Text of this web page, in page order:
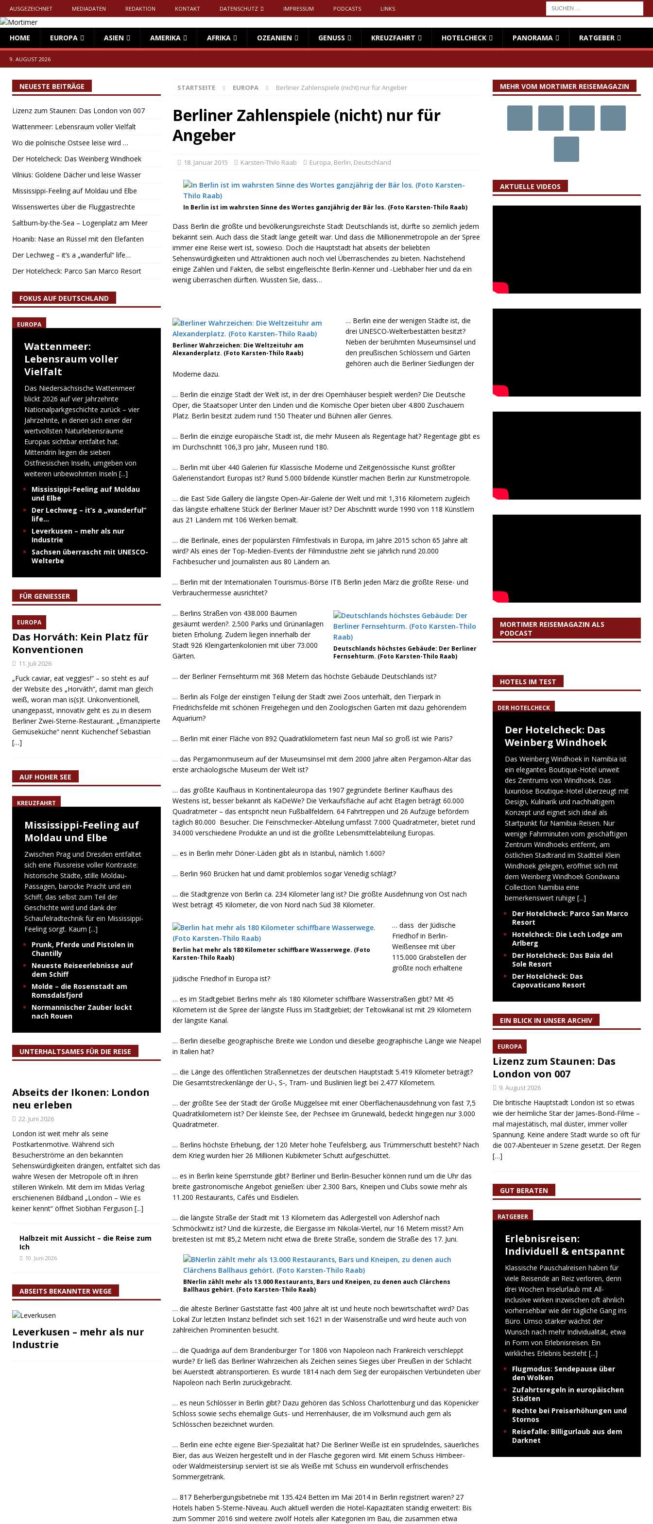
AUSGEZEICHNET MEDIADATEN REDAKTION KONTAKT DATENSCHUTZ IMPRESSUM PODCASTS LINKS
HOME EUROPA ASIEN AMERIKA AFRIKA OZEANIEN GENUSS KREUZFAHRT HOTELCHECK PANORAMA RATGEBER
9. AUGUST 2026
STARTSEITE EUROPA Berliner Zahlenspiele (nicht) nur für Angeber
Berliner Zahlenspiele (nicht) nur für
Angeber
18. Januar 2015 Karsten-Thilo Raab Europa, Berlin, Deutschland
In Berlin ist im wahrsten Sinne des Wortes ganzjährig der Bär los. (Foto Karsten-Thilo Raab)
Dass Berlin die größte und bevölkerungsreichste Stadt Deutschlands ist, dürfte so ziemlich jedem
bekannt sein. Auch dass die Stadt lange geteilt war. Und dass die Millionenmetropole an der Spree
immer eine Reise wert ist, sowieso. Doch die Hauptstadt hat abseits der beliebten
Sehenswürdigkeiten und Attraktionen auch noch viel Überraschendes zu bieten. Nachstehend
einige Zahlen und Fakten, die selbst eingefleischte Berlin-Kenner und -Liebhaber hier und da ein
wenig überraschen dürften. Wussten Sie, dass…
Berliner Wahrzeichen: Die Weltzeituhr am
Alexanderplatz. (Foto Karsten-Thilo Raab)
… Berlin eine der wenigen Städte ist, die
drei UNESCO-Welterbestätten besitzt?
Neben der berühmten Museumsinsel und
den preußischen Schlössern und Gärten
gehören auch die Berliner Siedlungen der
Moderne dazu.
… Berlin die einzige Stadt der Welt ist, in der drei Opernhäuser bespielt werden? Die Deutsche
Oper, die Staatsoper Unter den Linden und die Komische Oper bieten über 4.800 Zuschauern
Platz. Berlin besitzt zudem rund 150 Theater und Bühnen aller Genres.
… Berlin die einzige europäische Stadt ist, die mehr Museen als Regentage hat? Regentage gibt es
im Durchschnitt 106,3 pro Jahr, Museen rund 180.
… Berlin mit über 440 Galerien für Klassische Moderne und Zeitgenössische Kunst größter
Galerienstandort Europas ist? Rund 5.000 bildende Künstler machen Berlin zur Kunstmetropole.
… die East Side Gallery die längste Open-Air-Galerie der Welt und mit 1,316 Kilometern zugleich
das längste erhaltene Stück der Berliner Mauer ist? Der Abschnitt wurde 1990 von 118 Künstlern
aus 21 Ländern mit 106 Werken bemalt.
… die Berlinale, eines der populärsten Filmfestivals in Europa, im Jahre 2015 schon 65 Jahre alt
wird? Als eines der Top-Medien-Events der Filmindustrie zieht sie jährlich rund 20.000
Fachbesucher und Journalisten aus 80 Ländern an.
… Berlin mit der Internationalen Tourismus-Börse ITB Berlin jeden März die größte Reise- und
Verbrauchermesse ausrichtet?
Deutschlands höchstes Gebäude: Der Berliner
Fernsehturm. (Foto Karsten-Thilo Raab)
… Berlins Straßen von 438.000 Bäumen
gesäumt werden?. 2.500 Parks und Grünanlagen
bieten Erholung. Zudem liegen innerhalb der
Stadt 926 Kleingartenkolonien mit über 73.000
Gärten.
… der Berliner Fernsehturm mit 368 Metern das höchste Gebäude Deutschlands ist?
… Berlin als Folge der einstigen Teilung der Stadt zwei Zoos unterhält, den Tierpark in
Friedrichsfelde mit schönen Freigehegen und den Zoologischen Garten mit dazu gehörendem
Aquarium?
… Berlin mit einer Fläche von 892 Quadratkilometern fast neun Mal so groß ist wie Paris?
… das Pergamonmuseum auf der Museumsinsel mit dem 2000 Jahre alten Pergamon-Altar das
erste archäologische Museum der Welt ist?
… das größte Kaufhaus in Kontinentaleuropa das 1907 gegründete Berliner Kaufhaus des
Westens ist, besser bekannt als KaDeWe? Die Verkaufsfläche auf acht Etagen beträgt 60.000
Quadratmeter – das entspricht neun Fußballfeldern. 64 Fahrtreppen und 26 Aufzüge befördern
täglich 80.000 Besucher. Die Feinschmecker-Abteilung umfasst 7.000 Quadratmeter, bietet rund
34.000 verschiedene Produkte an und ist die größte Lebensmittelabteilung Europas.
… es in Berlin mehr Döner-Läden gibt als in Istanbul, nämlich 1.600?
… Berlin 960 Brücken hat und damit problemlos sogar Venedig schlägt?
… die Stadtgrenze von Berlin ca. 234 Kilometer lang ist? Die größte Ausdehnung von Ost nach
West beträgt 45 Kilometer, die von Nord nach Süd 38 Kilometer.
Berlin hat mehr als 180 Kilometer schiffbare Wasserwege. (Foto
Karsten-Thilo Raab)
… dass der Jüdische
Friedhof in Berlin-
Weißensee mit über
115.000 Grabstellen der
größte noch erhaltene
jüdische Friedhof in Europa ist?
… es im Stadtgebiet Berlins mehr als 180 Kilometer schiffbare Wasserstraßen gibt? Mit 45
Kilometern ist die Spree der längste Fluss im Stadtgebiet; der Teltowkanal ist mit 29 Kilometern
der längste Kanal.
… Berlin dieselbe geographische Breite wie London und dieselbe geographische Länge wie Neapel
in Italien hat?
… die Länge des öffentlichen Straßennetzes der deutschen Hauptstadt 5.419 Kilometer beträgt?
Die Gesamtstreckenlänge der U-, S-, Tram- und Buslinien liegt bei 2.477 Kilometern.
… der größte See der Stadt der Große Müggelsee mit einer Oberflächenausdehnung von fast 7,5
Quadratkilometern ist? Der kleinste See, der Pechsee im Grunewald, bedeckt hingegen nur 3.000
Quadratmeter.
… Berlins höchste Erhebung, der 120 Meter hohe Teufelsberg, aus Trümmerschutt besteht? Nach
dem Krieg wurden hier 26 Millionen Kubikmeter Schutt aufgeschüttet.
… es in Berlin keine Sperrstunde gibt? Berliner und Berlin-Besucher können rund um die Uhr das
breite gastronomische Angebot genießen: über 2.300 Bars, Kneipen und Clubs sowie mehr als
11.200 Restaurants, Cafés und Eisdielen.
… die längste Straße der Stadt mit 13 Kilometern das Adlergestell von Adlershof nach
Schmöckwitz ist? Und die kürzeste, die Eiergasse im Nikolai-Viertel, nur 16 Metern misst? Am
breitesten ist mit 85,2 Metern nicht etwa die Breite Straße, sondern die Straße des 17. Juni.
BNerlin zählt mehr als 13.000 Restaurants, Bars und Kneipen, zu denen auch Clärchens
Ballhaus gehört. (Foto Karsten-Thilo Raab)
… die älteste Berliner Gaststätte fast 400 Jahre alt ist und heute noch bewirtschaftet wird? Das
Lokal Zur letzten Instanz befindet sich seit 1621 in der Waisenstraße und wird heute auch von
zahlreichen Prominenten besucht.
… die Quadriga auf dem Brandenburger Tor 1806 von Napoleon nach Frankreich verschleppt
wurde? Er ließ das Berliner Wahrzeichen als Zeichen seines Sieges über Preußen in der Schlacht
bei Auerstedt abtransportieren. Es wurde 1814 nach dem Sieg der europäischen Verbündeten über
Napoleon nach Berlin zurückgebracht.
… es neun Schlösser in Berlin gibt? Dazu gehören das Schloss Charlottenburg und das Köpenicker
Schloss sowie sechs ehemalige Guts- und Herrenhäuser, die im Volksmund auch gern als
Schlösschen bezeichnet wurden.
… Berlin eine echte eigene Bier-Spezialität hat? Die Berliner Weiße ist ein sprudelndes, säuerliches
Bier, das aus Weizen hergestellt und in der Flasche gegoren wird. Mit einem Schuss Himbeer-
oder Waldmeistersirup serviert ist sie als Weiße mit Schuss ein wundervoll erfrischendes
Sommergetränk.
… 817 Beherbergungsbetriebe mit 135.424 Betten im Mai 2014 in Berlin registriert waren? 27
Hotels haben 5-Sterne-Niveau. Auch aktuell werden die Hotel-Kapazitäten ständig erweitert: Bis
zum Sommer 2016 sind weitere zwölf Hotels aller Kategorien im Bau, die zusammen etwa
NEUESTE BEITRÄGE
Lizenz zum Staunen: Das London von 007
Wattenmeer: Lebensraum voller Vielfalt
Wo die polnische Ostsee leise wird …
Der Hotelcheck: Das Weinberg Windhoek
Vilnius: Goldene Dächer und leise Wasser
Mississippi-Feeling auf Moldau und Elbe
Wissenswertes über die Fluggastrechte
Saltburn-by-the-Sea – Logenplatz am Meer
Hoanib: Nase an Rüssel mit den Elefanten
Der Lechweg – it’s a „wanderful“ life…
Der Hotelcheck: Parco San Marco Resort
FOKUS AUF DEUTSCHLAND
EUROPA
Wattenmeer:
Lebensraum voller
Vielfalt
Das Niedersächsische Wattenmeer
blickt 2026 auf vier Jahrzehnte
Nationalparkgeschichte zurück – vier
Jahrzehnte, in denen sich einer der
wertvollsten Naturlebensräume
Europas sichtbar entfaltet hat.
Mittendrin liegen die sieben
Ostfriesischen Inseln, umgeben von
weiteren unbewohnten Inseln [...]
Mississippi-Feeling auf Moldau
und Elbe
Der Lechweg – it’s a „wanderful“
life…
Leverkusen – mehr als nur
Industrie
Sachsen überrascht mit UNESCO-
Welterbe
FÜR GENIESSER
EUROPA
Das Horváth: Kein Platz für
Konventionen
11. Juli 2026
„Fuck caviar, eat veggies!“ – so steht es auf
der Website des „Horváth“, damit man gleich
weiß, woran man is(s)t. Unkonventionell,
unangepasst, innovativ geht es zu in diesem
Berliner Zwei-Sterne-Restaurant. „Emanzipierte
Gemüseküche“ nennt Küchenchef Sebastian
[…]
AUF HOHER SEE
KREUZFAHRT
Mississippi-Feeling auf
Moldau und Elbe
Zwischen Prag und Dresden entfaltet
sich eine Flussreise voller Kontraste:
historische Städte, stille Moldau-
Passagen, barocke Pracht und ein
Schiff, das selbst zum Teil der
Geschichte wird und dank der
Schaufelradtechnik für ein Mississippi-
Feeling sorgt. Kaum [...]
Prunk, Pferde und Pistolen in
Chantilly
Neueste Reiseerlebnisse auf
dem Schiff
Molde – die Rosenstadt am
Romsdalsfjord
Normannischer Zauber lockt
nach Rouen
UNTERHALTSAMES FÜR DIE REISE
Abseits der Ikonen: London
neu erleben
22. Juni 2026
London ist weit mehr als seine
Postkartenmotive. Während sich
Besucherströme an den bekannten
Sehenswürdigkeiten drängen, entfaltet sich das
wahre Wesen der Metropole oft in ihren
stilleren Winkeln. Mit dem im Midas Verlag
erschienenen Bildband „London – Wie es
keiner kennt“ öffnet Siobhan Ferguson [...]
Halbzeit mit Aussicht – die Reise zum
Ich
10. Juni 2026
ABSEITS BEKANNTER WEGE
Leverkusen – mehr als nur
Industrie
MEHR VOM MORTIMER REISEMAGAZIN
AKTUELLE VIDEOS
MORTIMER REISEMAGAZIN ALS
PODCAST
HOTELS IM TEST
DER HOTELCHECK
Der Hotelcheck: Das
Weinberg Windhoek
Das Weinberg Windhoek in Namibia ist
ein elegantes Boutique-Hotel unweit
des Zentrums von Windhoek. Das
luxuriöse Boutique-Hotel überzeugt mit
Design, Kulinarik und nachhaltigem
Konzept und eignet sich ideal als
Startpunkt für Namibia-Reisen. Nur
wenige Fahrminuten vom geschäftigen
Zentrum Windhoeks entfernt, am
östlichen Stadtrand im Stadtteil Klein
Windhoek gelegen, eröffnet sich mit
dem Weinberg Windhoek Gondwana
Collection Namibia eine
bemerkenswert ruhige [...]
Der Hotelcheck: Parco San Marco
Resort
Hotelcheck: Die Lech Lodge am
Arlberg
Der Hotelcheck: Das Baia del
Sole Resort
Der Hotelcheck: Das
Capovaticano Resort
EIN BLICK IN UNSER ARCHIV
EUROPA
Lizenz zum Staunen: Das
London von 007
9. August 2026
Die britische Hauptstadt London ist so etwas
wie der heimliche Star der James‑Bond‑Filme –
mal majestätisch, mal düster, immer voller
Spannung. Keine andere Stadt wurde so oft für
die 007-Abenteuer in Szene gesetzt. Der Regen
[…]
GUT BERATEN
RATGEBER
Erlebnisreisen:
Individuell & entspannt
Klassische Pauschalreisen haben für
viele Reisende an Reiz verloren, denn
drei Wochen Inselurlaub mit All-
inclusive wirken inzwischen oft ähnlich
vorhersehbar wie der tägliche Gang ins
Büro. Umso stärker wächst der
Wunsch nach mehr Individualität, etwa
in Form von Erlebnisreisen. Ein
wirkliches Erlebnis besteht [...]
Flugmodus: Sendepause über
den Wolken
Zufahrtsregeln in europäischen
Städten
Rechte bei Preiserhöhungen und
Stornos
Reisefalle: Billigurlaub aus dem
Darknet